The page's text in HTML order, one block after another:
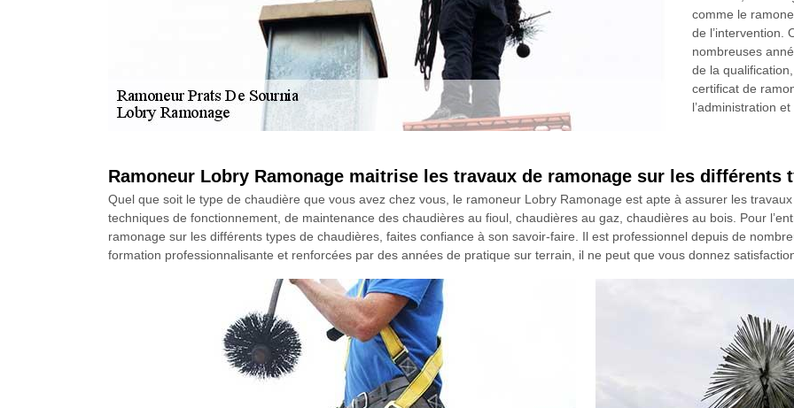
comme le
de l’intervention.
nombreuses
de la
certificat de
l’administration
Ramoneur Lobry Ramonage maitrise les travaux de ramonage sur les différents
Quel que soit le type de chaudière que vous avez chez vous, le ramoneur Lobry Ramonage est apte à assurer les
techniques de fonctionnement, de maintenance des chaudières au fioul, chaudières au gaz, chaudières au bois. Pour
ramonage sur les différents types de chaudières, faites confiance à son savoir-faire. Il est professionnel depuis de
formation professionnalisante et renforcées par des années de pratique sur terrain, il ne peut que vous donnez